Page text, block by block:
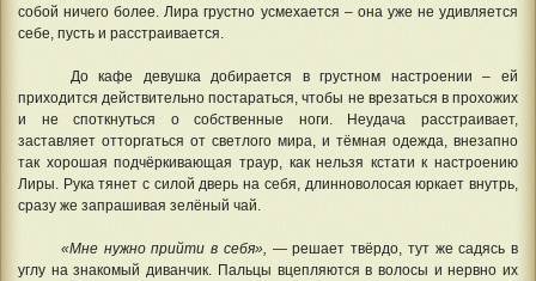
собой ничего более. Лира грустно усмехается – она уже не удивляется
себе, пусть и расстраивается.
До кафе девушка добирается в грустном настроении – ей
приходится действительно постараться, чтобы не врезаться в прохожих
и не споткнуться о собственные ноги. Неудача расстраивает,
заставляет отторгаться от светлого мира, и тёмная одежда, внезапно
так хорошая подчёркивающая траур, как нельзя кстати к настроению
Лиры. Рука тянет с силой дверь на себя, длинноволосая юркает внутрь,
сразу же запрашивая зелёный чай.
«Мне нужно прийти в себя», — решает твёрдо, тут же садясь в
углу на знакомый диванчик. Пальцы вцепляются в волосы и нервно их